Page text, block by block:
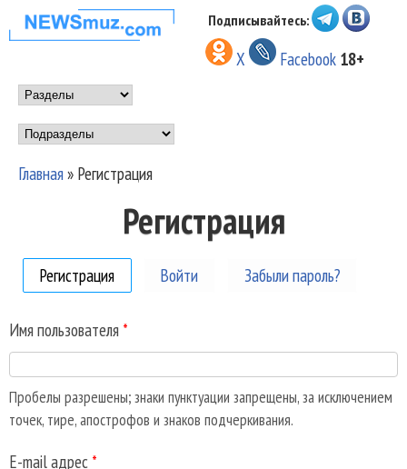
Перейти к основному
содержанию
НОВОСТИ
МУЗЫКИ И
ШОУ БИЗНЕСА
NEWSMUZ.COM
Подписывайтесь:
X Facebook 18+
Main menu
Подразделы
Главная» Регистрация
Регистрация
Регистрация (активная вкладка)
Войти Забыли пароль?
Имя пользователя *
Пробелы разрешены; знаки пунктуации запрещены, за исключением
точек, тире, апострофов и знаков подчеркивания.
E-mail адрес *